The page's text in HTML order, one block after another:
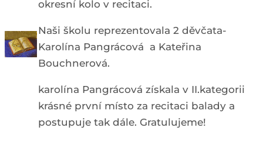
okresní kolo v recitaci.
Naši školu reprezentovala 2 děvčata-
Karolína Pangrácová a Kateřina
Bouchnerová.
karolína Pangrácová získala v II.kategorii
krásné první místo za recitaci balady a
postupuje tak dále. Gratulujeme!